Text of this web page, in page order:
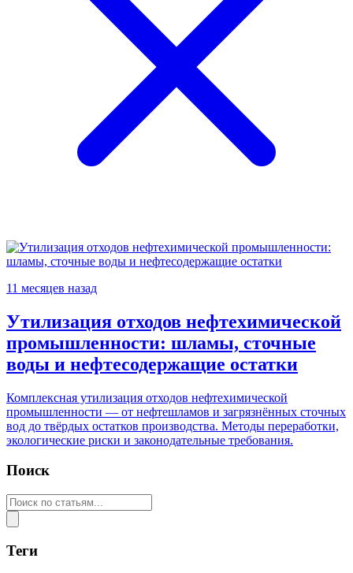
11 месяцев назад
Утилизация отходов нефтехимической
промышленности: шламы, сточные
воды и нефтесодержащие остатки
Комплексная утилизация отходов нефтехимической
промышленности — от нефтешламов и загрязнённых сточных
вод до твёрдых остатков производства. Методы переработки,
экологические риски и законодательные требования.
Поиск
Теги